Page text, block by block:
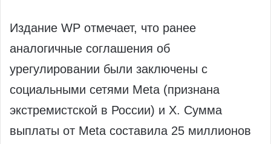
Издание WP отмечает, что ранее
аналогичные соглашения об
урегулировании были заключены с
социальными сетями Meta (признана
экстремистской в России) и X. Сумма
выплаты от Meta составила 25 миллионов